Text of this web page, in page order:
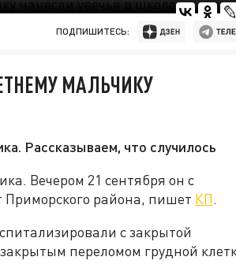
ПОДПИШИТЕСЬ:
МАЛЬЧИКУ
Рассказываем, что случилось
Вечером 21 сентября он с
района, пишет КП.
с закрытой
переломом грудной